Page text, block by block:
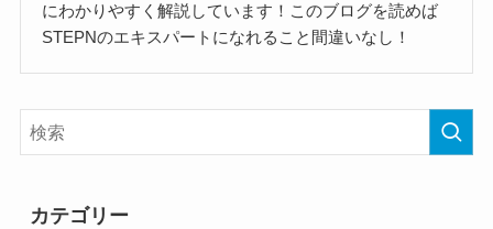
にわかりやすく解説しています！このブログを読めば
STEPNのエキスパートになれること間違いなし！
カテゴリー